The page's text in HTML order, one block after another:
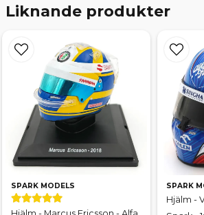
Liknande produkter
SPARK MODELS SPARK
Hjälm -